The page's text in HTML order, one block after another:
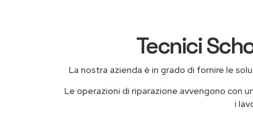
Tecnici
La nostra azienda è in grado di fornire le
Le operazioni di riparazione avvengono con
i